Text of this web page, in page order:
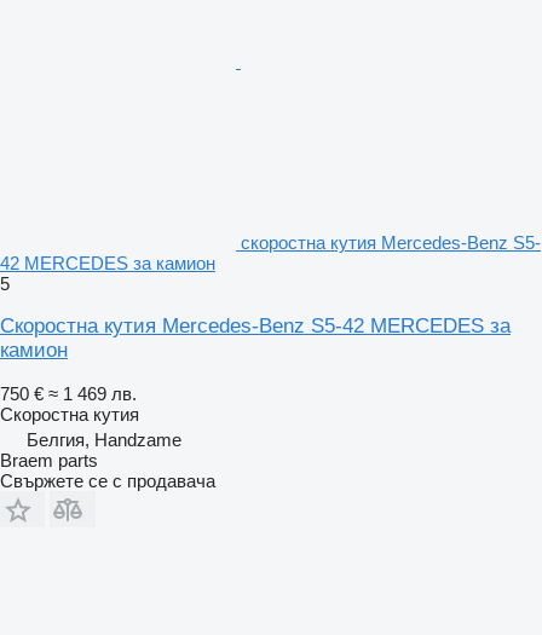
скоростна кутия Mercedes-Benz S5-
42 MERCEDES за камион
5
Скоростна кутия Mercedes-Benz S5-42 MERCEDES за
камион
750 € ≈ 1 469 лв.
Скоростна кутия
Белгия, Handzame
Braem parts
Свържете се с продавача